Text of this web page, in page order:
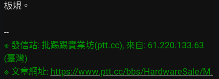
板規。
※ 發信站: 批踢踢實業坊(ptt.cc), 來自: 61.220.133.63
(臺灣)
※ 文章網址: https://www.ptt.cc/bbs/HardwareSale/M.